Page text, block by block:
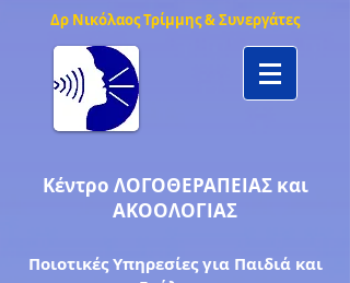
Δρ Νικόλαος Τρίμμης & Συνεργάτες
Κέντρο ΛΟΓΟΘΕΡΑΠΕΙΑΣ και
ΑΚΟΟΛΟΓΙΑΣ
Ποιοτικές Υπηρεσίες για Παιδιά και